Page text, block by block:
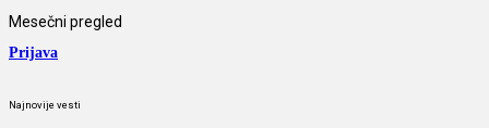
Mesečni pregled
Prijava
Najnovije vesti